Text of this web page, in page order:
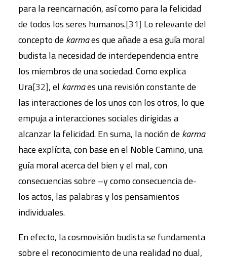
para la reencarnación, así como para la felicidad
de todos los seres humanos.[31] Lo relevante del
concepto de karmaes que añade a esa guía moral
budista la necesidad de interdependencia entre
los miembros de una sociedad. Como explica
Ura[32], el karmaes una revisión constante de
las interacciones de los unos con los otros, lo que
empuja a interacciones sociales dirigidas a
alcanzar la felicidad. En suma, la noción de karma
hace explícita, con base en el Noble Camino, una
guía moral acerca del bien y el mal, con
consecuencias sobre –y como consecuencia de-
los actos, las palabras y los pensamientos
individuales.
En efecto, la cosmovisión budista se fundamenta
sobre el reconocimiento de una realidad no dual,